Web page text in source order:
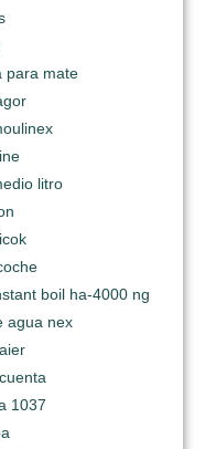
para mate
litro
boil ha-4000 ng
agua nex
1037